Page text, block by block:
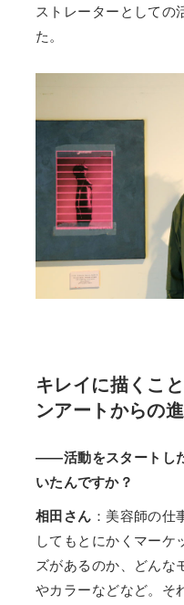
ストレーターとしての
た。
キレイに描くこ
ンアートからの進
――活動をスタートし
いたんですか？
相田さん ：美容師の
してもとにかくマーケ
ズがあるのか、どんな
やカラーなどなど。そ